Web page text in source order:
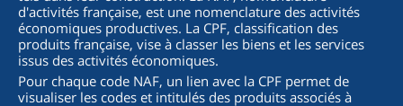
d'activités française, est une nomenclature des activités
économiques productives. La CPF, classification des
produits française, vise à classer les biens et les services
issus des activités économiques.
Pour chaque code NAF, un lien avec la CPF permet de
visualiser les codes et intitulés des produits associés à